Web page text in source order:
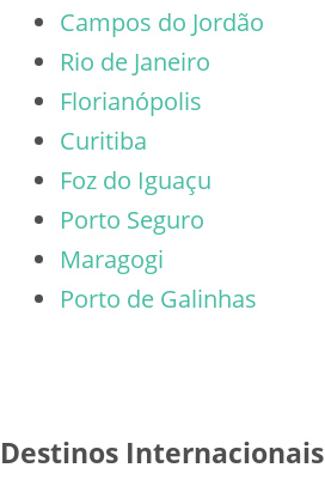
Campos do Jordão
Rio de Janeiro
Florianópolis
Curitiba
Foz do Iguaçu
Porto Seguro
Maragogi
Porto de Galinhas
Destinos Internacionais